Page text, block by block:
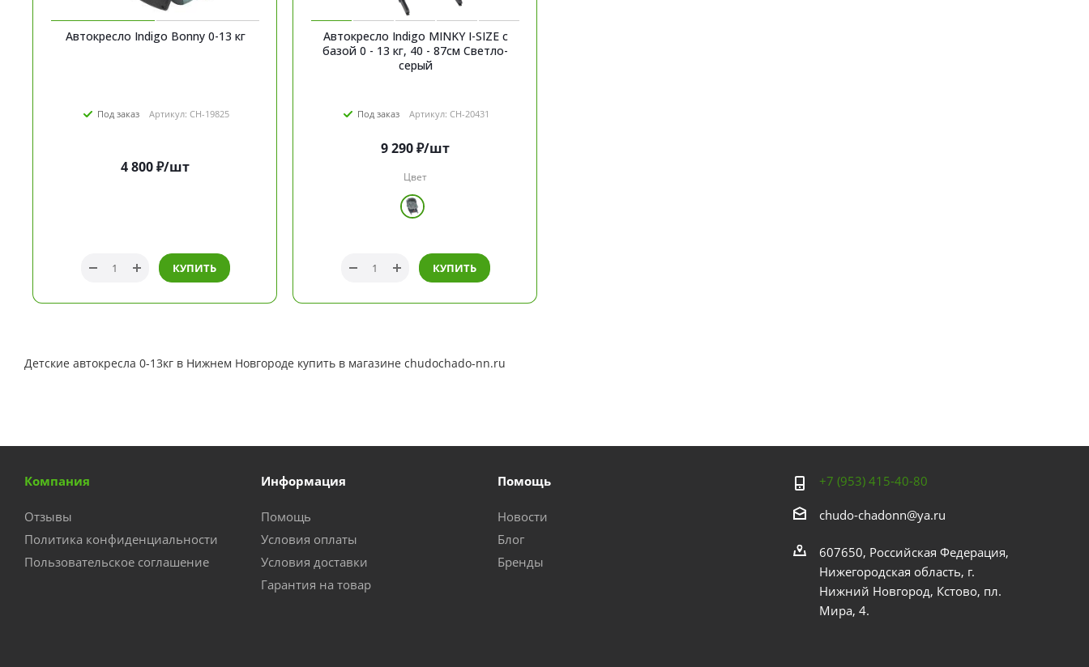
Автокресло Indigo Bonny 0-13 кг
Под заказ Артикул: CH-19825
4 800₽/шт
КУПИТЬ
Автокресло Indigo MINKY I-SIZE с
базой 0 - 13 кг, 40 - 87см Светло-
серый
Под заказ Артикул: CH-20431
9 290₽/шт
Цвет
КУПИТЬ
Детские автокресла 0-13кг в Нижнем Новгороде купить в магазине chudochado-nn.ru
Компания
Отзывы
Политика конфиденциальности
Пользовательское соглашение
Информация
Помощь
Условия оплаты
Условия доставки
Гарантия на товар
Помощь
Новости
Блог
Бренды
+7 (953) 415-40-80
chudo-chadonn@ya.ru
607650, Российская Федерация,
Нижегородская область, г.
Нижний Новгород, Кстово, пл.
Мира, 4.